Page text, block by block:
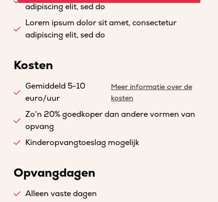
adipiscing elit, sed do
Lorem ipsum dolor sit amet, consectetur
adipiscing elit, sed do
Kosten
Gemiddeld 5-10
euro/uur
Meer informatie over de
kosten
Zo'n 20% goedkoper dan andere vormen van
opvang
Kinderopvangtoeslag mogelijk
Opvangdagen
Alleen vaste dagen